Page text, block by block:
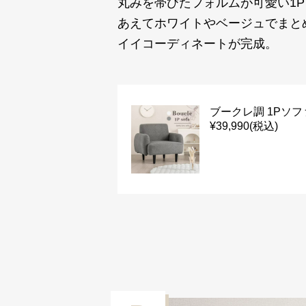
丸みを帯びたフォルムが可愛い
あえてホワイトやベージュでま
イイコーディネートが完成。
ブークレ調 1Pソフ
¥39,990(税込)